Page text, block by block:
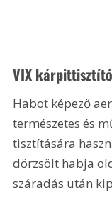
VIX kárpittisztító
Habot képező
természetes és
tisztítására
dörzsölt habja
száradás után